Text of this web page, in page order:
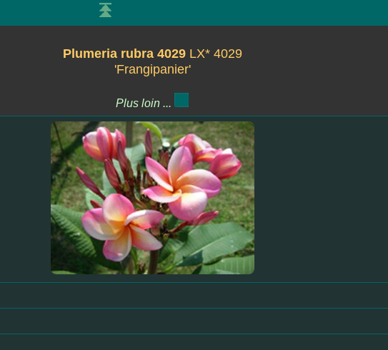
Plumeria rubra 4029 LX* 4029
'Frangipanier'
Plus loin ...